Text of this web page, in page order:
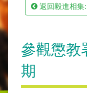
返回毅進相集
參觀懲教
期